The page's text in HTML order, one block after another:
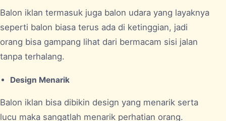
Balon iklan termasuk juga balon udara yang layaknya
seperti balon biasa terus ada di ketinggian, jadi
orang bisa gampang lihat dari bermacam sisi jalan
tanpa terhalang.
Design Menarik
Balon iklan bisa dibikin design yang menarik serta
lucu maka sangatlah menarik perhatian orang.